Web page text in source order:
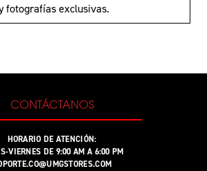
fotografías exclusivas.
CONTÁCTANOS
HORARIO DE ATENCIÓN:
VIERNES DE 9:00 AM A 6:00 PM